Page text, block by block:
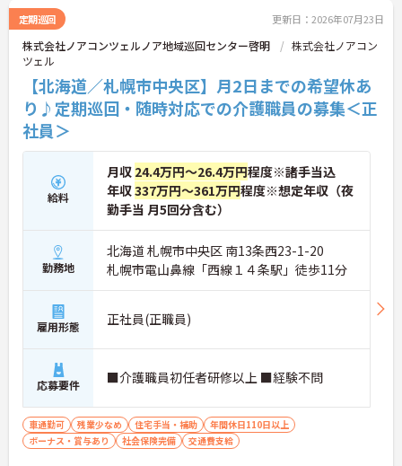
定期巡回 更新日：2026年07月23日
株式会社ノアコンツェルノア地域巡回センター啓明
株式会社ノアコン
ツェル
【北海道／札幌市中央区】月2日までの希望休あ
り♪定期巡回・随時対応での介護職員の募集＜正
社員＞
給料
月収 24.4万円～26.4万円程度※諸手当込
年収337万円～361万円程度※想定年収（夜
勤手当 月5回分含む）
勤務地
北海道 札幌市中央区 南13条西23-1-20
札幌市電山鼻線「西線１４条駅」徒歩11分
雇用形態 正社員(正職員)
応募要件 ■介護職員初任者研修以上 ■経験不問
車通勤可 残業少なめ 住宅手当・補助
年間休日110日以上
ボーナス・賞与あり
社会保険完備 交通費支給